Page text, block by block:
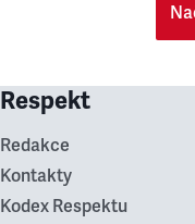
Respekt
Redakce
Kontakty
Kodex Respektu